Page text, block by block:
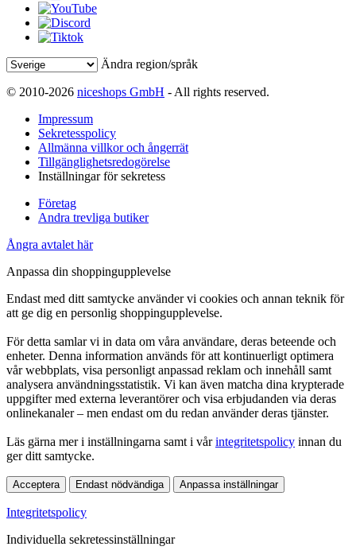
Ändra region/språk
© 2010-2026 niceshops GmbH - All rights reserved.
Impressum
Sekretesspolicy
Allmänna villkor och ångerrät
Tillgänglighetsredogörelse
Inställningar för sekretess
Företag
Andra trevliga butiker
Ångra avtalet här
Anpassa din shoppingupplevelse
Endast med ditt samtycke använder vi cookies och annan teknik för
att ge dig en personlig shoppingupplevelse.
För detta samlar vi in data om våra användare, deras beteende och
enheter. Denna information används för att kontinuerligt optimera
vår webbplats, visa personligt anpassad reklam och innehåll samt
analysera användningsstatistik. Vi kan även matcha dina krypterade
uppgifter med externa leverantörer och visa erbjudanden via deras
onlinekanaler – men endast om du redan använder deras tjänster.
Läs gärna mer i inställningarna samt i vårintegritetspolicy innan du
ger ditt samtycke.
Acceptera Endast nödvändiga Anpassa inställningar
Integritetspolicy
Individuella sekretessinställningar